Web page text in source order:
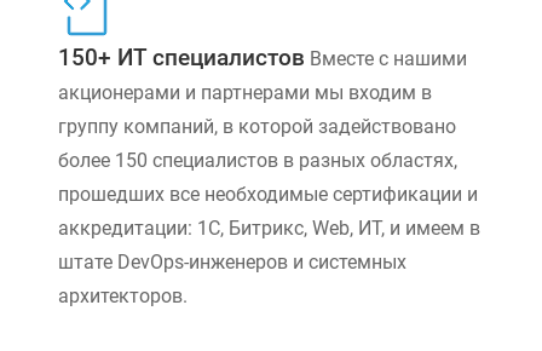
150+ ИТ специалистов Вместе с нашими
акционерами и партнерами мы входим в
группу компаний, в которой задействовано
более 150 специалистов в разных областях,
прошедших все необходимые сертификации и
аккредитации: 1С, Битрикс, Web, ИТ, и имеем в
штате DevOps-инженеров и системных
архитекторов.